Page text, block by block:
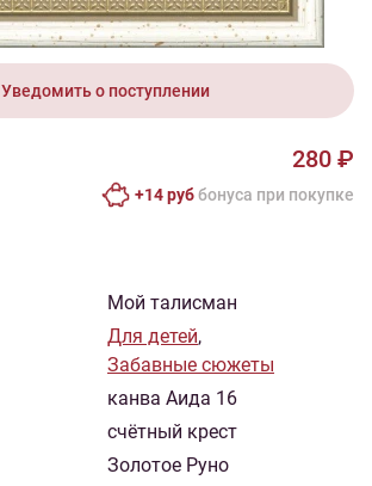
280 ₽
Уведомить о поступлении
280 ₽
+14 руббонусa при покупке
Мой талисман
Для детей,
Забавные сюжеты
канва Аида 16
счётный крест
Золотое Руно